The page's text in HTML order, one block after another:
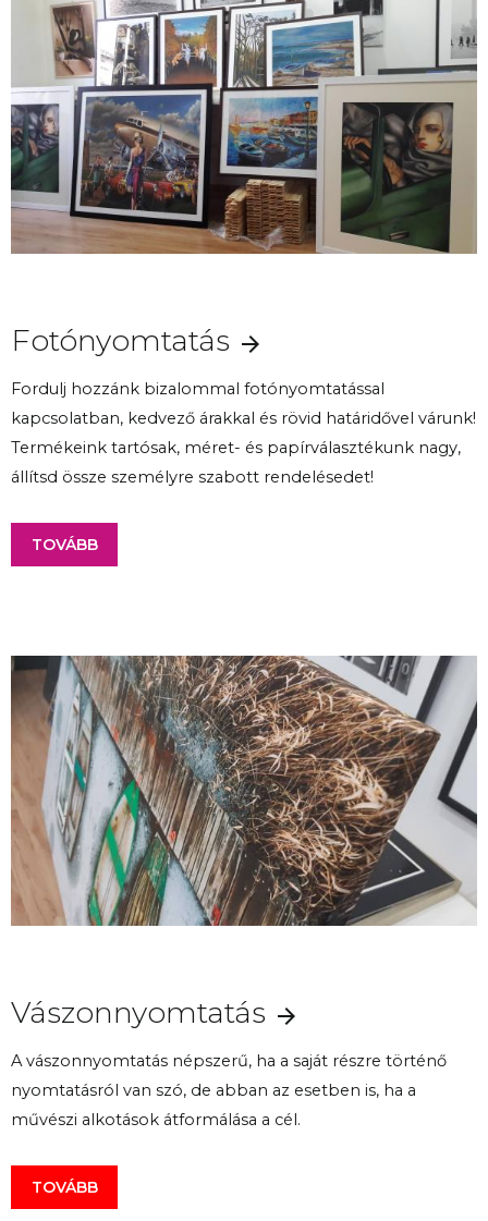
Fotónyomtatás
Fordulj hozzánk bizalommal fotónyomtatással
kapcsolatban, kedvező árakkal és rövid határidővel várunk!
Termékeink tartósak, méret- és papírválasztékunk nagy,
állítsd össze személyre szabott rendelésedet!
TOVÁBB
Vászonnyomtatás
A vászonnyomtatás népszerű, ha a saját részre történő
nyomtatásról van szó, de abban az esetben is, ha a
művészi alkotások átformálása a cél.
TOVÁBB